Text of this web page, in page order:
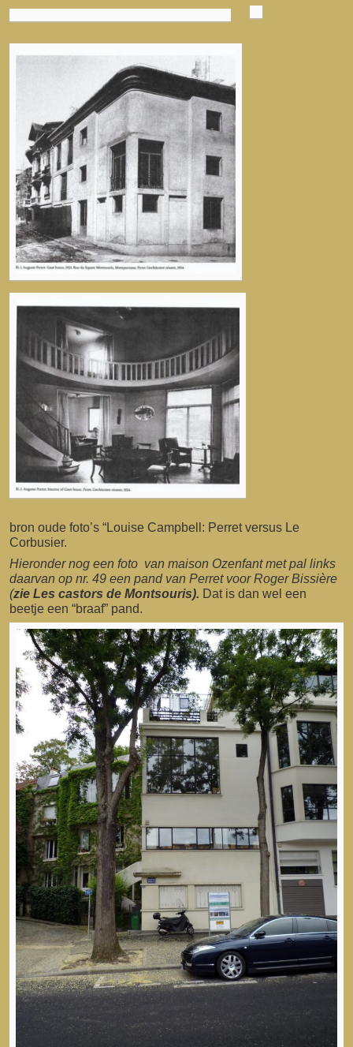
bron oude foto’s “Louise Campbell: Perret versus Le
Corbusier.
Hieronder nog een foto van maison Ozenfant met pal links
daarvan op nr. 49 een pand van Perret voor Roger Bissière
(zie Les castors de Montsouris). Dat is dan wel een
beetje een “braaf” pand.